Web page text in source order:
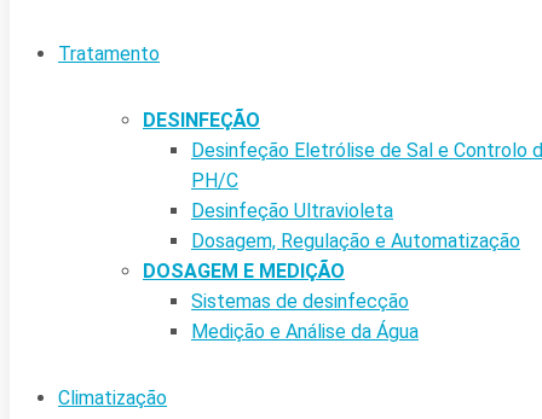
Tratamento
DESINFEÇÃO
Desinfeção Eletrólise de Sal e Controlo
PH/C
Desinfeção Ultravioleta
Dosagem, Regulação e Automatização
DOSAGEM E MEDIÇÃO
Sistemas de desinfecção
Medição e Análise da Água
Climatização